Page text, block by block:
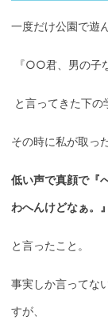
一度だけ公園で遊
『○○君、男の子
と言ってきた下の
その時に私が取っ
低い声で真顔で『
わへんけどなぁ。』
と言ったこと。
事実しか言ってな
すが、